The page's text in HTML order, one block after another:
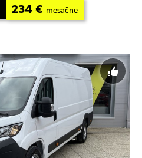
234 € mesačne